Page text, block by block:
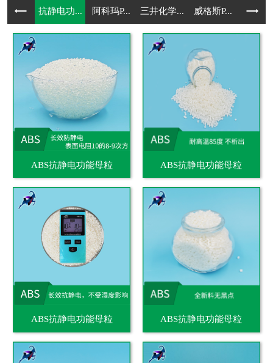
抗静电功... 阿科玛P... 三井化学... 威格斯P... 抗静电
ABS抗静电功能母粒 ABS抗静电功能母粒
ABS抗静电功能母粒 ABS抗静电功能母粒